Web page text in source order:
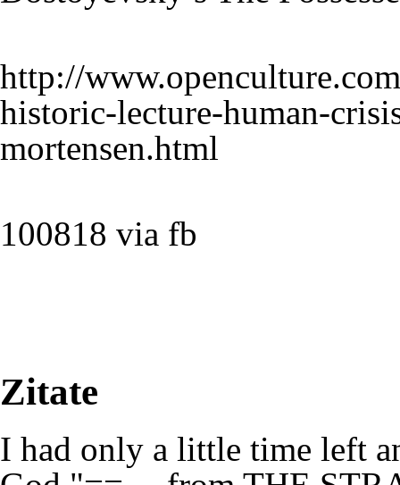
http://
historic-lecture-human-
mortensen.html
100818 via fb
Zitate
I had only a little time left